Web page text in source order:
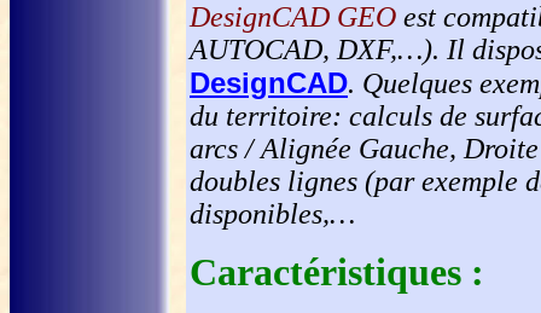
DesignCAD GEO est
AUTOCAD, DXF,…). Il
DesignCAD. Quelques
du territoire: calculs de
arcs / Alignée Gauche,
doubles lignes (par exemple
disponibles,…
Caractéristiques :